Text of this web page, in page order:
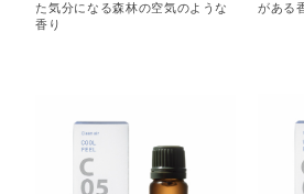
た気分になる森林の空気のような
香り
がある